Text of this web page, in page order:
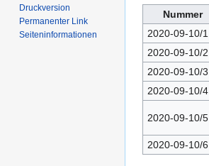
Nummer
2020-09-10/1
2020-09-10/2
2020-09-10/3
2020-09-10/4
2020-09-10/5
2020-09-10/6
Druckversion
Permanenter Link
Seiten­­informationen